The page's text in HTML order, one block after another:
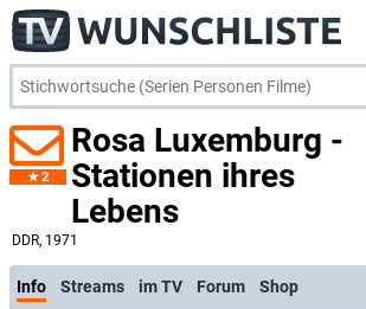
2
Rosa Luxemburg -
Stationen ihres
Lebens
DDR, 1971
Info Streams im TV Forum Shop